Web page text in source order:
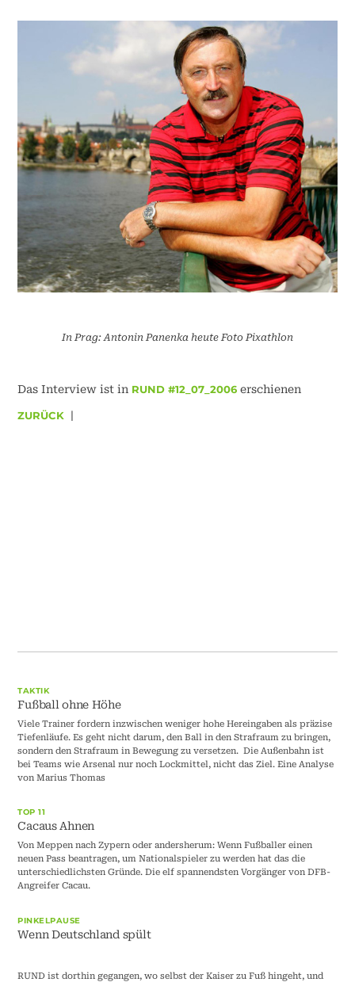
In Prag: Antonin Panenka heute Foto Pixathlon
Das Interview ist in RUND #12_07_2006 erschienen
ZURÜCK |
TAKTIK
Fußball ohne Höhe
Viele Trainer fordern inzwischen weniger hohe Hereingaben als präzise
Tiefenläufe. Es geht nicht darum, den Ball in den Strafraum zu bringen,
sondern den Strafraum in Bewegung zu versetzen. Die Außenbahn ist
bei Teams wie Arsenal nur noch Lockmittel, nicht das Ziel. Eine Analyse
von Marius Thomas
TOP 11
Cacaus Ahnen
Von Meppen nach Zypern oder andersherum: Wenn Fußballer einen
neuen Pass beantragen, um Nationalspieler zu werden hat das die
unterschiedlichsten Gründe. Die elf spannendsten Vorgänger von DFB-
Angreifer Cacau.
PINKELPAUSE
Wenn Deutschland spült
RUND ist dorthin gegangen, wo selbst der Kaiser zu Fuß hingeht, und